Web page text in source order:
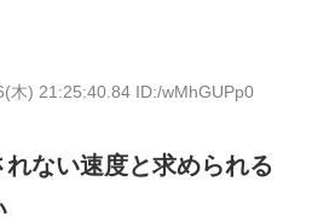
木) 21:25:40.84 ID:/wMhGUPp0
ない速度と求められる